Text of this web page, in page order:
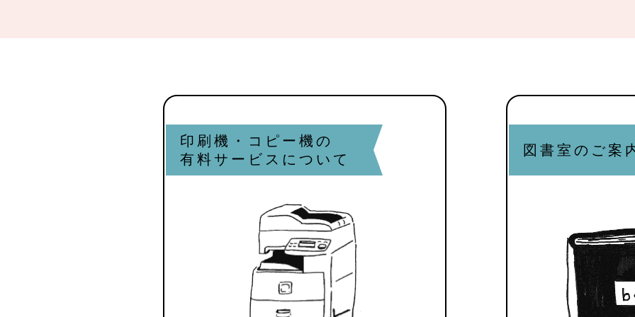
印刷機・コピー機の
有料サービスについて
図書室のご案